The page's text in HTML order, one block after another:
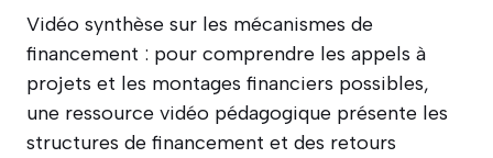
Vidéo synthèse sur les mécanismes de
financement : pour comprendre les appels à
projets et les montages financiers possibles,
une ressource vidéo pédagogique présente les
structures de financement et des retours